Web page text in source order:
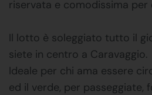
riservata e comodissima per
Il lotto è soleggiato tutto il
siete in centro a Caravaggio.
Ideale per chi ama essere
ed il verde, per passeggiate,